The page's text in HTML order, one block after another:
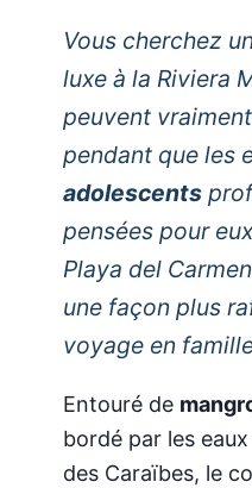
Vous cherchez
luxe à la Riviera
peuvent
pendant que les
adolescents
pensées pour
Playa del
une façon plus
voyage en
Entouré de
bordé par les
des Caraïbes, le